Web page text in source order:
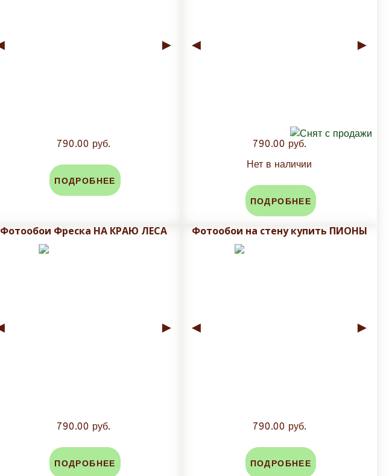
►
790.00 руб.
ПОДРОБНЕЕ
◄ ►
790.00 руб.
Нет в наличии
ПОДРОБНЕЕ
Фотообои Фреска НА КРАЮ ЛЕСА
►
790.00 руб.
ПОДРОБНЕЕ
Фотообои на стену купить ПИОНЫ
◄ ►
790.00 руб.
ПОДРОБНЕЕ